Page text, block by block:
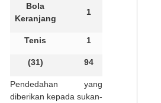
Bola
Keranjang
1
Tenis 1
(31) 94
Pendedahan yang
diberikan kepada sukan-